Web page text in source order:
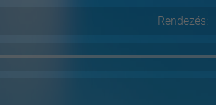
Rendezés: